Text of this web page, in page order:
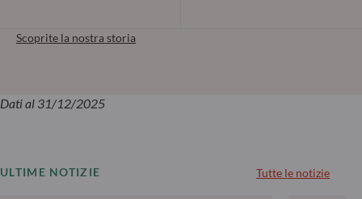
Scoprite la nostra storia
Dati al 31/12/2025
ULTIME NOTIZIE Tutte le notizie